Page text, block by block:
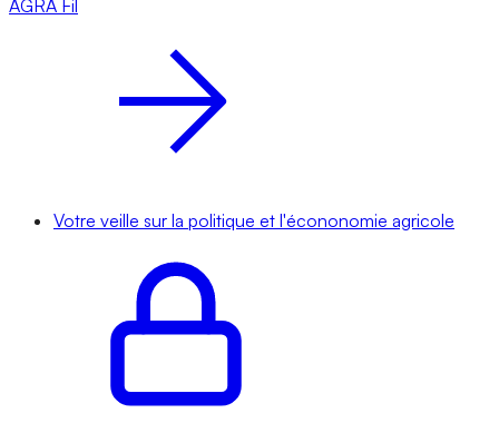
AGRA Fil
Votre veille sur la politique et l'écononomie agricole